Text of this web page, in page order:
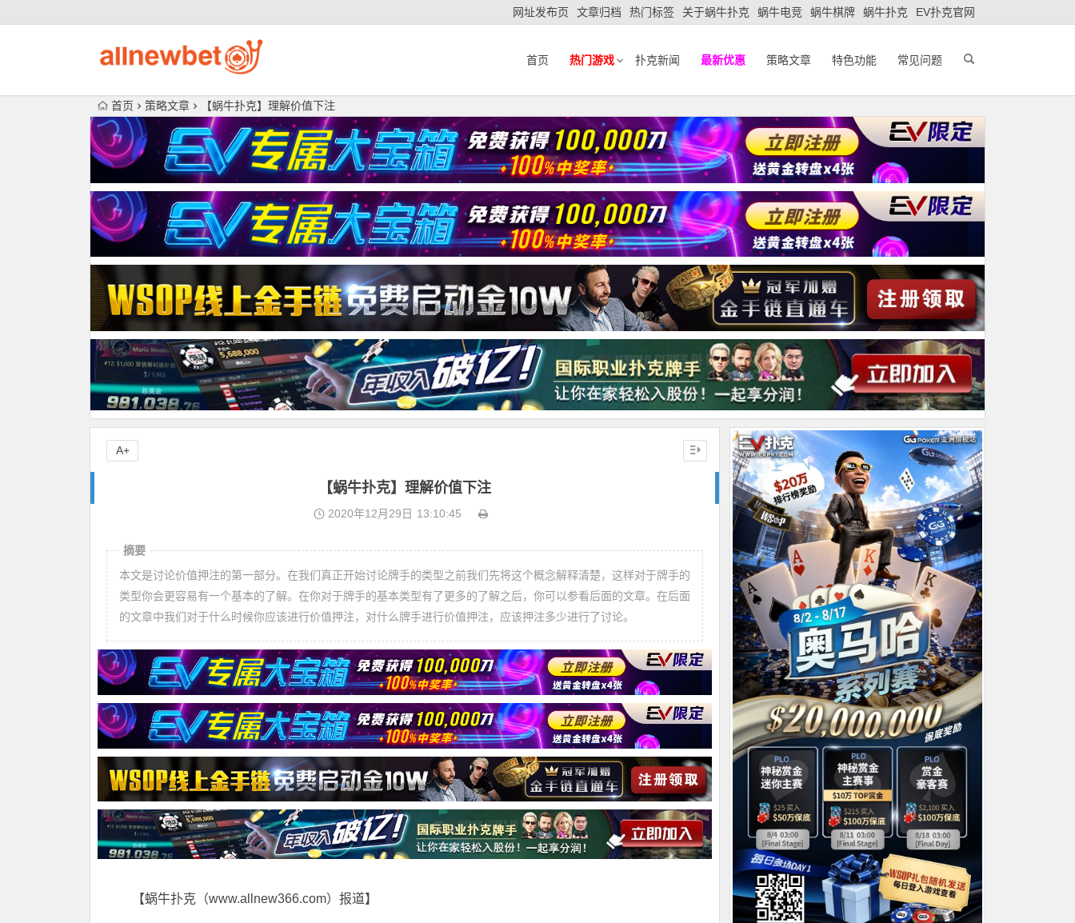
网址发布页 文章归档 热门标签 关于蜗牛扑克 蜗牛电竞 蜗牛棋牌 蜗牛扑克 EV扑克官网
首页 热门游戏 扑克新闻 最新优惠 策略文章 特色功能 常见问题
首页 策略文章 【蜗牛扑克】理解价值下注
【蜗牛扑克】理解价值下注
2020年12月29日 13:10:45
摘要
本文是讨论价值押注的第一部分。在我们真正开始讨论牌手的类型之前我们先将这个概念解释清楚，这样对于牌手的
类型你会更容易有一个基本的了解。在你对于牌手的基本类型有了更多的了解之后，你可以参看后面的文章。在后面
的文章中我们对于什么时候你应该进行价值押注，对什么牌手进行价值押注，应该押注多少进行了讨论。
【蜗牛扑克（www.allnew366.com）报道】
A+